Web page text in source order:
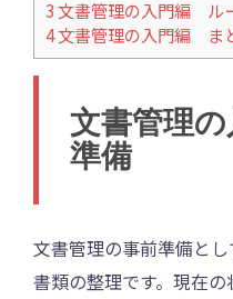
3文書管理の入門編 ル
4文書管理の入門編 ま
文書管理
準備
文書管理の事前準備と
書類の整理です。現在